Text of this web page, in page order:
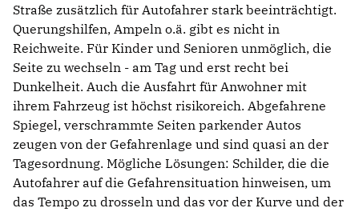
Straße zusätzlich für Autofahrer stark beeinträchtigt.
Querungshilfen, Ampeln o.ä. gibt es nicht in
Reichweite. Für Kinder und Senioren unmöglich, die
Seite zu wechseln - am Tag und erst recht bei
Dunkelheit. Auch die Ausfahrt für Anwohner mit
ihrem Fahrzeug ist höchst risikoreich. Abgefahrene
Spiegel, verschrammte Seiten parkender Autos
zeugen von der Gefahrenlage und sind quasi an der
Tagesordnung. Mögliche Lösungen: Schilder, die die
Autofahrer auf die Gefahrensituation hinweisen, um
das Tempo zu drosseln und das vor der Kurve und der